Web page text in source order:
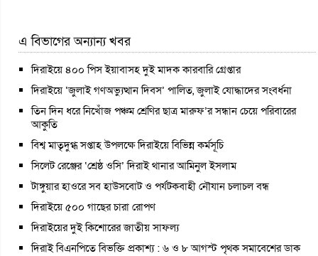
এ বিভাগের অন্যান্য খবর
দিরাইয়ে ৪০০ পিস ইয়াবাসহ দুই মাদক কারবারি গ্রেপ্তার
দিরাইয়ে ‘জুলাই গণঅভ্যুত্থান দিবস’ পালিত, জুলাই যোদ্ধাদের সংবর্ধনা
তিন দিন ধরে নিখোঁজ পঞ্চম শ্রেণির ছাত্র মারুফ’র সন্ধান চেয়ে পরিবারের
আকুতি
বিশ্ব মাতৃদুগ্ধ সপ্তাহ উপলক্ষে দিরাইয়ে বিভিন্ন কর্মসূচি
সিলেট রেঞ্জের ‘শ্রেষ্ঠ ওসি’ দিরাই থানার আমিনুল ইসলাম
টাঙ্গুয়ার হাওরে সব হাউসবোট ও পর্যটকবাহী নৌযান চলাচল বন্ধ
দিরাইয়ে ৫০০ গাছের চারা রোপণ
দিরাইয়ের দুই কিশোরের জাতীয় সাফল্য
দিরাই বিএনপিতে বিভক্তি প্রকাশ্য : ৬ ও ৮ আগস্ট পৃথক সমাবেশের ডাক